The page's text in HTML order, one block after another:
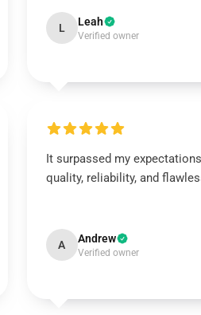
L Leah
Verified owner
It surpassed my
quality, reliability, and
A Andrew
Verified owner